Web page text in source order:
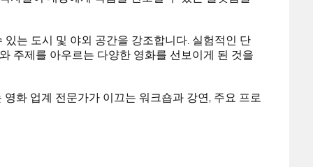
는 도시 및 야외 공간을 강조합니다. 실험적인 단
주제를 아우르는 다양한 영화를 선보이게 된 것을
화 업계 전문가가 이끄는 워크숍과 강연, 주요 프로